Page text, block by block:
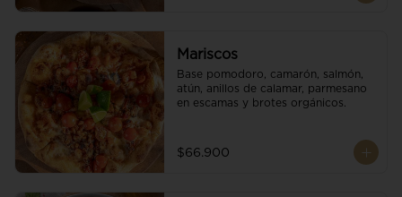
Mariscos
Base pomodoro, camarón, salmón,
atún, anillos de calamar, parmesano
en escamas y brotes orgánicos.
$66.900